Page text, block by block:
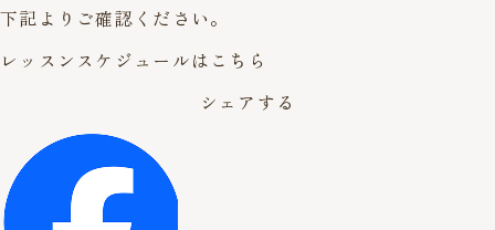
下記よりご確認ください。
レッスンスケジュールはこちら
シェアする